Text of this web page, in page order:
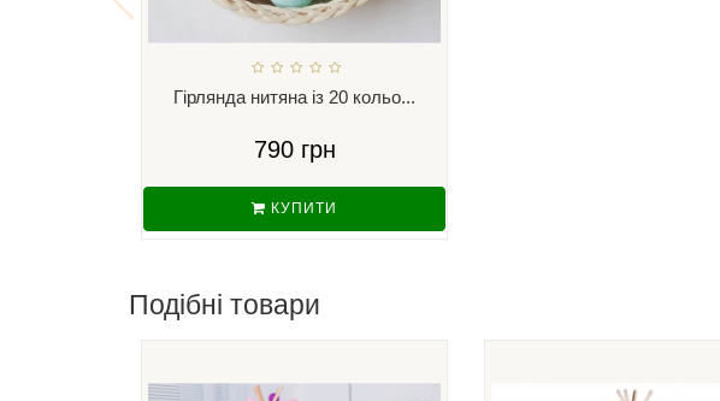
Гірлянда нитяна із 20 кольо...
790 грн
КУПИТИ
Подібні товари